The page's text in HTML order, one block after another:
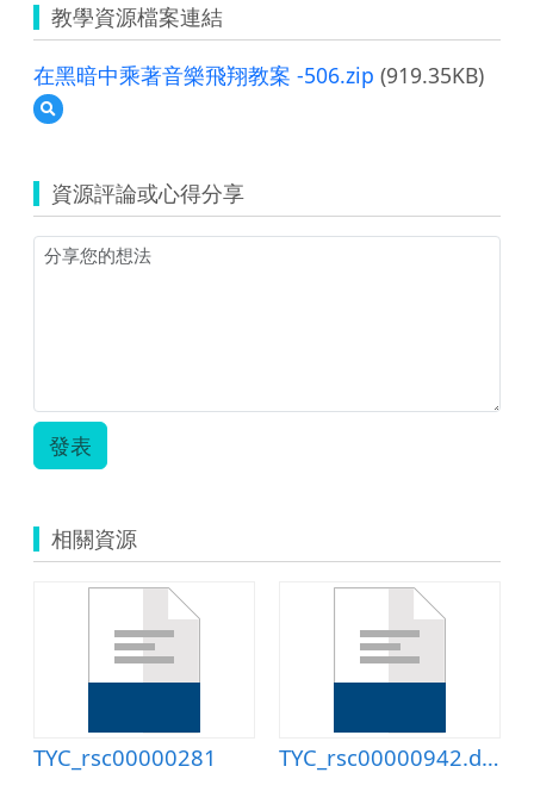
教學資源檔案連結
在黑暗中乘著音樂飛翔教案 -506.zip (919.35KB)
預
覽
暗
中
乘
著
-506.zip
資源評論或心得分享
發表
相關資源
TYC_rsc00000281 TYC_rsc00000942.doc